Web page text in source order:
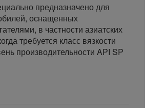
предназначено для
оснащенных
в частности азиатских
требуется класс вязкости
производительности API SP